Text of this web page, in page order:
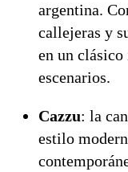
argentina.
callejeras y
en un
escenarios.
Cazzu: la
estilo